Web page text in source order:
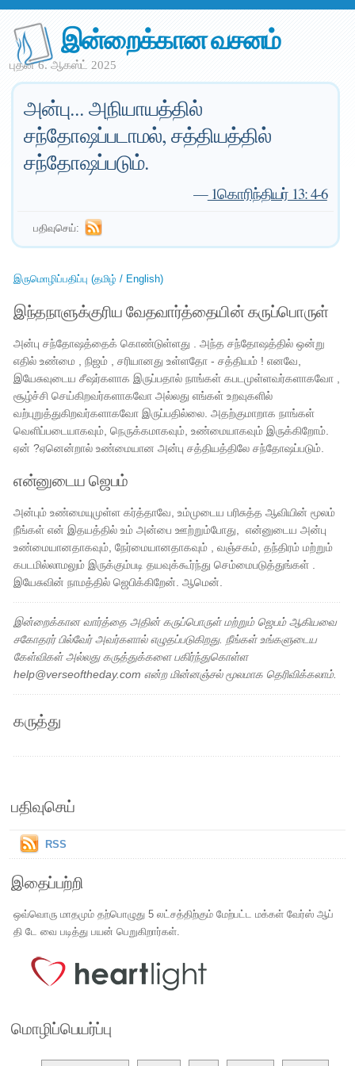
இன்றைக்கான வசனம்
புதன் 6. ஆகஸ்ட் 2025
அன்பு... அநியாயத்தில்
சந்தோஷப்படாமல், சத்தியத்தில்
சந்தோஷப்படும்.
—1கொரிந்தியர் 13: 4-6
பதிவுசெய்:
இருமொழிப்பதிப்பு (தமிழ் / English)
இந்தநாளுக்குரிய வேதவார்த்தையின் கருப்பொருள்
அன்பு சந்தோஷத்தைக் கொண்டுள்ளது . அந்த சந்தோஷத்தில் ஒன்று
எதில் உண்மை , நிஜம் , சரியானது உள்ளதோ - சத்தியம் ! எனவே,
இயேசுவுடைய சீஷர்களாக இருப்பதால் நாங்கள் கபடமுள்ளவர்களாகவோ ,
சூழ்ச்சி செய்கிறவர்களாகவோ அல்லது எங்கள் உறவுகளில்
வற்புறுத்துகிறவர்களாகவோ இருப்பதில்லை. அதற்குமாறாக நாங்கள்
வெளிப்படையாகவும், நெருக்கமாகவும், உண்மையாகவும் இருக்கிறோம்.
ஏன் ?ஏனென்றால் உண்மையான அன்பு சத்தியத்திலே சந்தோஷப்படும்.
என்னுடைய ஜெபம்
அன்பும் உண்மையுமுள்ள கர்த்தாவே, உம்முடைய பரிசுத்த ஆவியின் மூலம்
நீங்கள் என் இதயத்தில் உம் அன்பை ஊற்றும்போது, ​​ என்னுடைய அன்பு
உண்மையானதாகவும், நேர்மையானதாகவும் , வஞ்சகம், தந்திரம் மற்றும்
கபடமில்லாமலும் இருக்கும்படி தயவுக்கூர்ந்து செம்மைபடுத்துங்கள் .
இயேசுவின் நாமத்தில் ஜெபிக்கிறேன். ஆமென்.
இன்றைக்கான வார்த்தை அதின் கருப்பொருள் மற்றும் ஜெபம் ஆகியவை
சகோதரர் பில்வேர் அவர்களால் எழுதப்படுகிறது. நீங்கள் உங்களுடைய
கேள்விகள் அல்லது கருத்துக்களை பகிர்ந்துகொள்ள
help@verseoftheday.com என்ற மின்னஞ்சல் மூலமாக தெரிவிக்கலாம்.
கருத்து
பதிவுசெய்
RSS
இதைப்பற்றி
ஒவ்வொரு மாதமும் தற்பொழுது 5 லட்சத்திற்கும் மேற்பட்ட மக்கள் வேர்ஸ் ஆப்
தி டே வை படித்து பயன் பெறுகிறார்கள்.
மொழிப்பெயர்ப்பு